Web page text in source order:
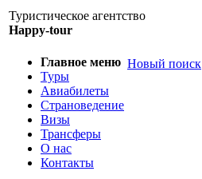
Туристическое агентство
Happy-tour
Главное меню
Туры
Авиабилеты
Страноведение
Визы
Трансферы
О нас
Контакты
Новый поиск